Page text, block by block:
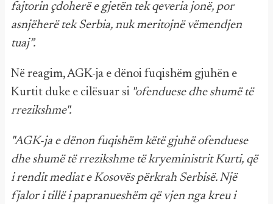
fajtorin çdoherë e gjetën tek qeveria jonë, por
asnjëherë tek Serbia, nuk meritojnë vëmendjen
tuaj”.
Në reagim, AGK-ja e dënoi fuqishëm gjuhën e
Kurtit duke e cilësuar si "ofenduese dhe shumë të
rrezikshme".
"AGK-ja e dënon fuqishëm këtë gjuhë ofenduese
dhe shumë të rrezikshme të kryeministrit Kurti, që
i rendit mediat e Kosovës përkrah Serbisë. Një
fjalor i tillë i papranueshëm që vjen nga kreu i